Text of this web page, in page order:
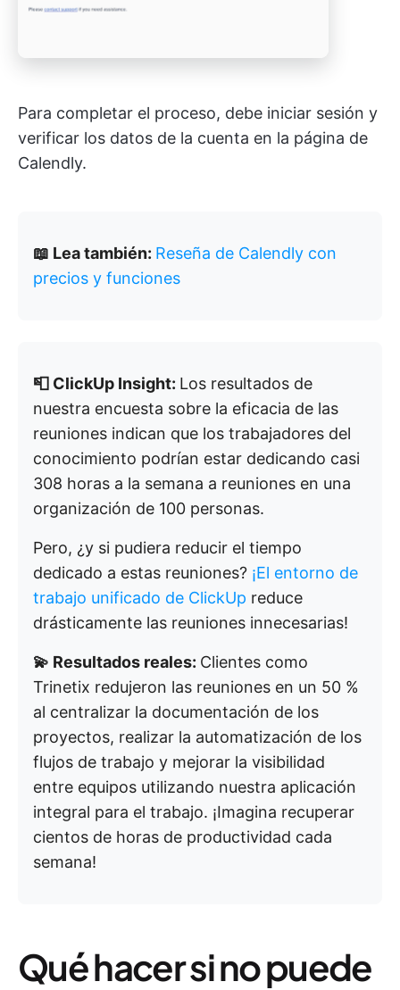
Para completar el proceso, debe iniciar sesión y
verificar los datos de la cuenta en la página de
Calendly.
📖 Lea también: Reseña de Calendly con
precios y funciones
📮 ClickUp Insight: Los resultados de
nuestra encuesta sobre la eficacia de las
reuniones indican que los trabajadores del
conocimiento podrían estar dedicando casi
308 horas a la semana a reuniones en una
organización de 100 personas.
Pero, ¿y si pudiera reducir el tiempo
dedicado a estas reuniones? ¡El entorno de
trabajo unificado de ClickUp reduce
drásticamente las reuniones innecesarias!
💫 Resultados reales: Clientes como
Trinetix redujeron las reuniones en un 50 %
al centralizar la documentación de los
proyectos, realizar la automatización de los
flujos de trabajo y mejorar la visibilidad
entre equipos utilizando nuestra aplicación
integral para el trabajo. ¡Imagina recuperar
cientos de horas de productividad cada
semana!
Qué hacer si no puede